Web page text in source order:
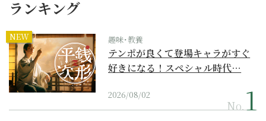
ランキング
NEW 趣味･教養
テンポが良くて登場キャラがすぐ
好きになる！スペシャル時代…
2026/08/02
No.